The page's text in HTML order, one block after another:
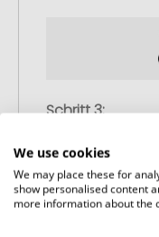
Schritt 3:
Sie erhalten
Druckvorschau
Sie diese
We use cookies
We may place these for
show personalised content
more information about the